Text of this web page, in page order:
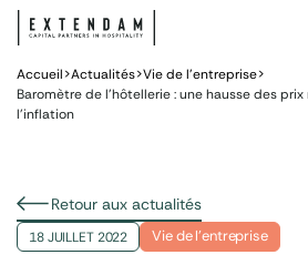
Notre stratégie
Investir
Pourquoi investir dans
Vous êtes
Actualités
Accueil>Actualités>Vie de l’entreprise>
Baromètre de l’hôtellerie : une hausse des
l’inflation
Retour aux actualités
18 JUILLET 2022 Vie de l’entreprise